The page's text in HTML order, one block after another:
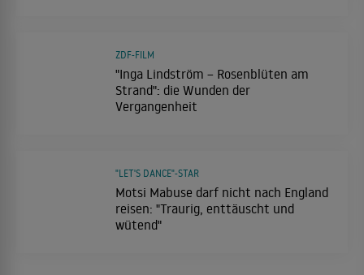
"Inga Lindström – Rosenblüten am
Strand": die Wunden der
Vergangenheit
ZDF-FILM
Motsi Mabuse darf nicht nach England
reisen: "Traurig, enttäuscht und
wütend"
"LET'S DANCE"-STAR